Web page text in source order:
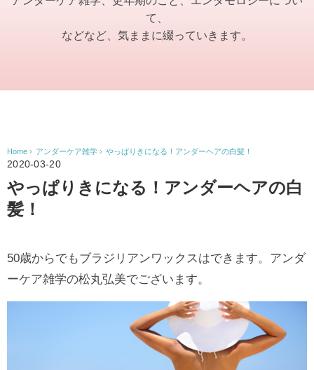
て、
などなど、気ままに綴っていきます。
Home › アンダーケア雑学 › やっぱりきになる！アンダーヘアの白髪！
2020-03-20
やっぱりきになる！アンダーヘアの白
髪！
50歳からでもブラジリアンワックスはできます。アンダ
ーケア雑学の松丸弘美でございます。